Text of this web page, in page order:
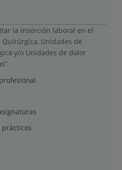
la inserción laboral en el
Unidades de
y/o Unidades de dolor